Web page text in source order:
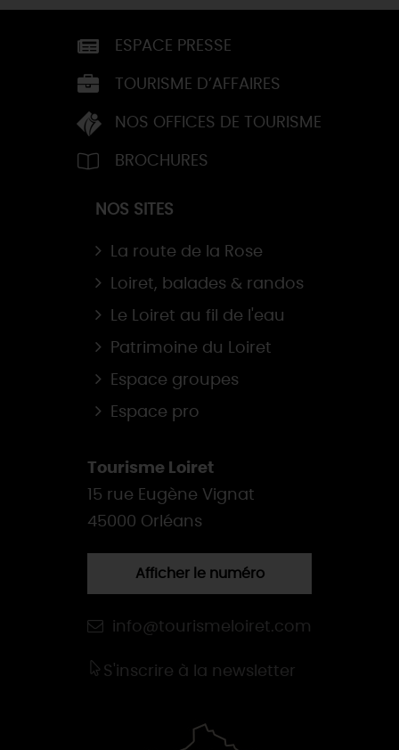
ESPACE PRESSE
TOURISME D’AFFAIRES
NOS OFFICES DE TOURISME
BROCHURES
NOS SITES
La route de la Rose
Loiret, balades & randos
Le Loiret au fil de l'eau
Patrimoine du Loiret
Espace groupes
Espace pro
Tourisme Loiret
15 rue Eugène Vignat
45000 Orléans
Afficher le numéro
info@tourismeloiret.com
S'inscrire à la newsletter